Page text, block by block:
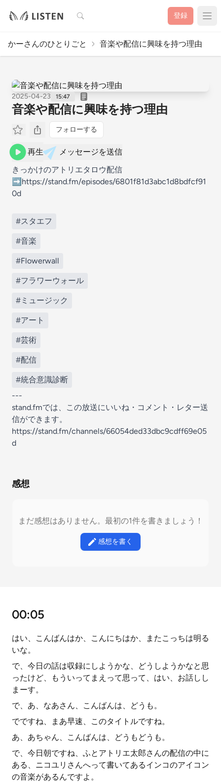
検索 登録
かーさんのひとりごと 音楽や配信に興味を持つ理由
2025-04-23 15:47
音楽や配信に興味を持つ理由
フォローする
再生
メッセージを送信
きっかけのアトリエタロウ配信
➡https://stand.fm/episodes/6801f81d3abc1d8bdfcf91
0d
#スタエフ
#音楽
#Flowerwall
#フラワーウォール
#ミュージック
#アート
#芸術
#配信
#統合意識診断
---
stand.fmでは、この放送にいいね・コメント・レター送
信ができます。
https://stand.fm/channels/66054ded33dbc9cdff69e05
d
感想
まだ感想はありません。最初の1件を書きましょう！
感想を書く
00:05
はい、こんばんはか、こんにちはか、またこっちは明る
いな。
で、今日の話は収録にしようかな、どうしようかなと思
ったけど、もういってまえって思って、はい、お話しし
まーす。
で、あ、なあさん、こんばんは、どうも。
でですね、まあ早速、このタイトルですね。
あ、あちゃん、こんばんは、どうもどうも。
で、今日朝ですね、ふとアトリエ太郎さんの配信の中に
ある、ニコユリさんへって書いてあるインコのアイコン
の音楽があるんですよ。